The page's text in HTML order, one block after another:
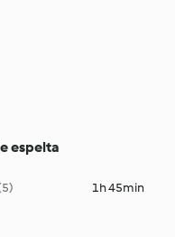
espelta
1h 45min